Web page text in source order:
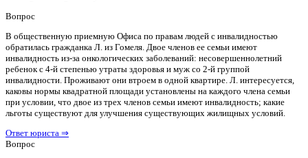
Вопрос
В общественную приемную Офиса по правам людей с инвалидностью
обратилась гражданка Л. из Гомеля. Двое членов ее семьи имеют
инвалидность из-за онкологических заболеваний: несовершеннолетний
ребенок с 4-й степенью утраты здоровья и муж со 2-й группой
инвалидности. Проживают они втроем в одной квартире. Л. интересуется,
каковы нормы квадратной площади установлены на каждого члена семьи
при условии, что двое из трех членов семьи имеют инвалидность; какие
льготы существуют для улучшения существующих жилищных условий.
Ответ юриста ⇒
Вопрос